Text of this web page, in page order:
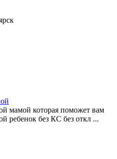
мамой которая поможет вам
ребенок без КС без откл ...